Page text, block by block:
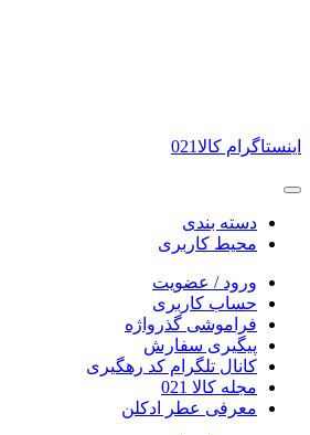
اینستاگرام کالا021
دسته بندی
محیط کاربری
ورود / عضویت
حساب کاربری
فراموشی گذرواژه
پیگیری سفارش
کانال تلگرام کد رهگیری
مجله کالا 021
معرفی عطر ادکلن